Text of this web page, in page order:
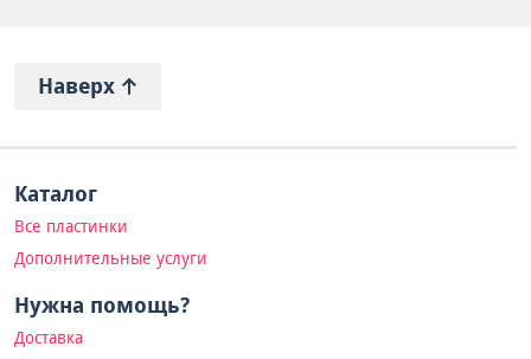
Наверх
Каталог
Все пластинки
Дополнительные услуги
Нужна помощь?
Доставка